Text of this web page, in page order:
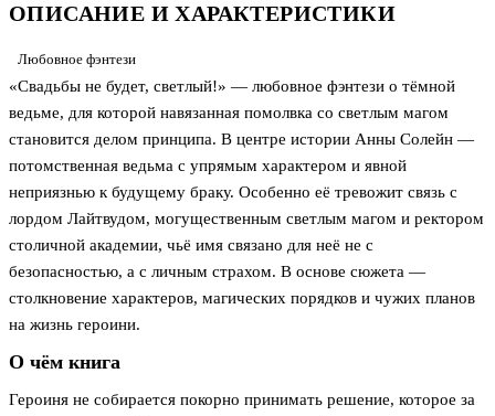
ОПИСАНИЕ И ХАРАКТЕРИСТИКИ
Любовное фэнтези
«Свадьбы не будет, светлый!» — любовное фэнтези о тёмной
ведьме, для которой навязанная помолвка со светлым магом
становится делом принципа. В центре истории Анны Солейн —
потомственная ведьма с упрямым характером и явной
неприязнью к будущему браку. Особенно её тревожит связь с
лордом Лайтвудом, могущественным светлым магом и ректором
столичной академии, чьё имя связано для неё не с
безопасностью, а с личным страхом. В основе сюжета —
столкновение характеров, магических порядков и чужих планов
на жизнь героини.
О чём книга
Героиня не собирается покорно принимать решение, которое за